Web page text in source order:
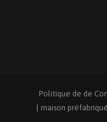
HEKIM YAPI A TENU
24 février 2020
Politique de de
maison